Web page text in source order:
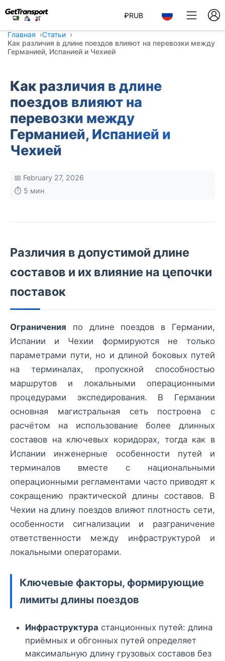
₽RUB
Главная
Статьи
Как различия в длине поездов влияют на перевозки между
Германией, Испанией и Чехией
Как различия в длине
поездов влияют на
перевозки между
Германией, Испанией и
Чехией
📅 February 27, 2026
⏱️ 5 мин
Различия в допустимой длине
составов и их влияние на цепочки
поставок
Ограничения по длине поездов в Германии,
Испании и Чехии формируются не только
параметрами пути, но и длиной боковых путей
на терминалах, пропускной способностью
маршрутов и локальными операционными
процедурами экспедирования. В Германии
основная магистральная сеть построена с
расчётом на использование более длинных
составов на ключевых коридорах, тогда как в
Испании инженерные особенности путей и
терминалов вместе с национальными
операционными регламентами часто приводят к
сокращению практической длины составов. В
Чехии на длину поездов влияют плотность сети,
особенности сигнализации и разграничение
ответственности между инфраструктурой и
локальными операторами.
Ключевые факторы, формирующие
лимиты длины поездов
Инфраструктура станционных путей: длина
приёмных и обгонных путей определяет
максимальную длину грузовых составов без